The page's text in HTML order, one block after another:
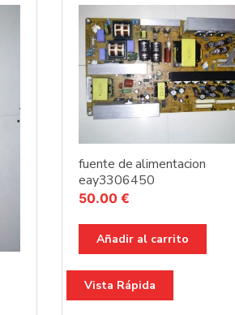
fuente de alimentacion
eay3306450
50.00 €
Añadir al carrito
Vista Rápida